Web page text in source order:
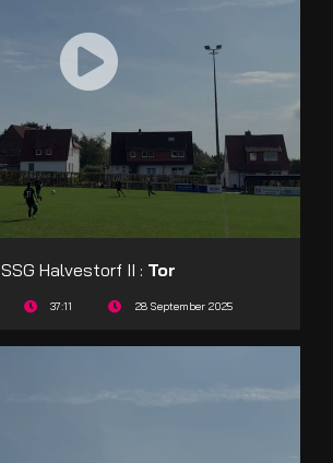
SSG Halvestorf II : Tor
37:11 28 September 2025